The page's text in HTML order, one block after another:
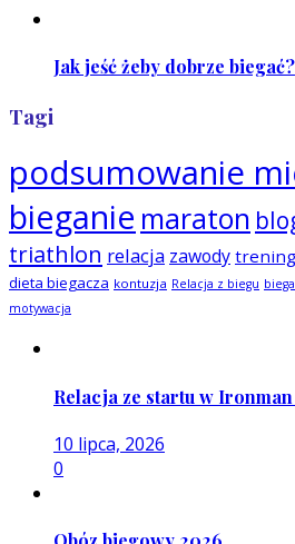
Jak jeść żeby dobrze biegać?
Tagi
podsumowanie
bieganie maraton
triathlon relacja zawody trening
dieta biegacza kontuzja Relacja z biegu
motywacja
Relacja ze startu w Ironman
10 lipca, 2026
0